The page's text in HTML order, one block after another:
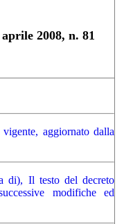
2008, n. 81
aggiornato dalla
di), Il testo del decreto
modifiche ed